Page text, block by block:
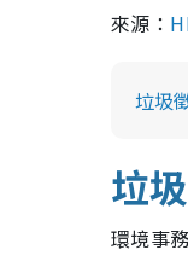
來源：
垃圾
垃
環境事